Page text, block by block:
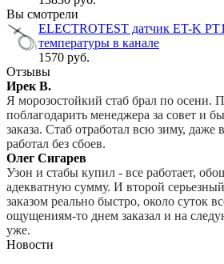
Вы смотрели
ELECTROTEST датчик ET-K
температуры в канале
1570 руб.
Отзывы
Ирек В.
Я морозостойкий стаб брал по осени.
поблагодарить менеджера за совет и
заказа. Стаб отработал всю зиму,
работал без сбоев.
Олег Сигарев
Узон и стабы купил - все работает,
адекватную сумму. И второй
заказом реально быстро, около суток
ощущениям-то днем заказал и на
уже.
Новости